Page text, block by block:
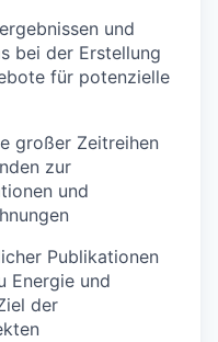
und
bei der Erstellung
für potenzielle
großer Zeitreihen
zur
und
Publikationen
Energie und
der